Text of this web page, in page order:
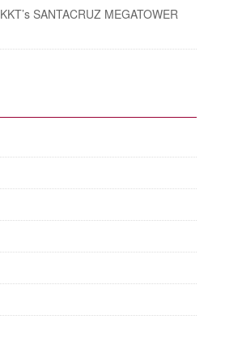
KKT’s SANTACRUZ MEGATOWER